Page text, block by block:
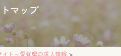
マップ
ト～愛知県の求人情報 >